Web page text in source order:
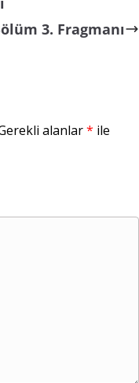
3. Fragmanı
alanlar* ile